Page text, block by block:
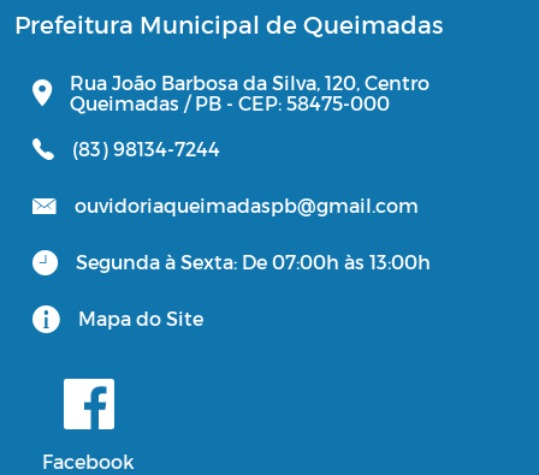
Prefeitura Municipal de Queimadas
Rua João Barbosa da Silva, 120, Centro
Queimadas / PB - CEP: 58475-000
(83) 98134-7244
ouvidoriaqueimadaspb@gmail.com
Segunda à Sexta: De 07:00h às 13:00h
Mapa do Site
Facebook